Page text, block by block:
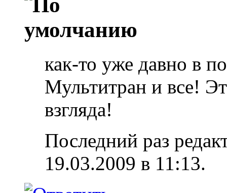
как-то уже давно в
Мультитран и все!
взгляда!
Последний раз
19.03.2009 в 11:13.